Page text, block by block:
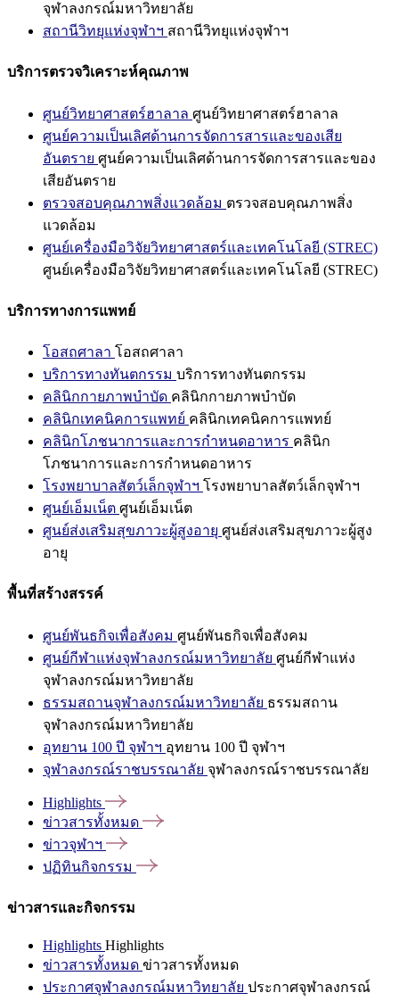
จุฬาลงกรณ์มหาวิทยาลัย
สถานีวิทยุแห่งจุฬาฯ สถานีวิทยุแห่งจุฬาฯ
บริการตรวจวิเคราะห์คุณภาพ
ศูนย์วิทยาศาสตร์ฮาลาล ศูนย์วิทยาศาสตร์ฮาลาล
ศูนย์ความเป็นเลิศด้านการจัดการสารและของเสีย
อันตราย ศูนย์ความเป็นเลิศด้านการจัดการสารและของ
เสียอันตราย
ตรวจสอบคุณภาพสิ่งแวดล้อม ตรวจสอบคุณภาพสิ่ง
แวดล้อม
ศูนย์เครื่องมือวิจัยวิทยาศาสตร์และเทคโนโลยี (STREC)
ศูนย์เครื่องมือวิจัยวิทยาศาสตร์และเทคโนโลยี (STREC)
บริการทางการแพทย์
โอสถศาลา โอสถศาลา
บริการทางทันตกรรม บริการทางทันตกรรม
คลินิกกายภาพบำบัด คลินิกกายภาพบำบัด
คลินิกเทคนิคการแพทย์ คลินิกเทคนิคการแพทย์
คลินิกโภชนาการและการกำหนดอาหาร คลินิก
โภชนาการและการกำหนดอาหาร
โรงพยาบาลสัตว์เล็กจุฬาฯ โรงพยาบาลสัตว์เล็กจุฬาฯ
ศูนย์เอ็มเน็ต ศูนย์เอ็มเน็ต
ศูนย์ส่งเสริมสุขภาวะผู้สูงอายุ ศูนย์ส่งเสริมสุขภาวะผู้สูง
อายุ
พื้นที่สร้างสรรค์
ศูนย์พันธกิจเพื่อสังคม ศูนย์พันธกิจเพื่อสังคม
ศูนย์กีฬาแห่งจุฬาลงกรณ์มหาวิทยาลัย ศูนย์กีฬาแห่ง
จุฬาลงกรณ์มหาวิทยาลัย
ธรรมสถานจุฬาลงกรณ์มหาวิทยาลัย ธรรมสถาน
จุฬาลงกรณ์มหาวิทยาลัย
อุทยาน 100 ปี จุฬาฯ อุทยาน 100 ปี จุฬาฯ
จุฬาลงกรณ์ราชบรรณาลัย จุฬาลงกรณ์ราชบรรณาลัย
Highlights
ข่าวสารทั้งหมด
ข่าวจุฬาฯ
ปฏิทินกิจกรรม
ข่าวสารและกิจกรรม
Highlights Highlights
ข่าวสารทั้งหมด ข่าวสารทั้งหมด
ประกาศจุฬาลงกรณ์มหาวิทยาลัย ประกาศจุฬาลงกรณ์